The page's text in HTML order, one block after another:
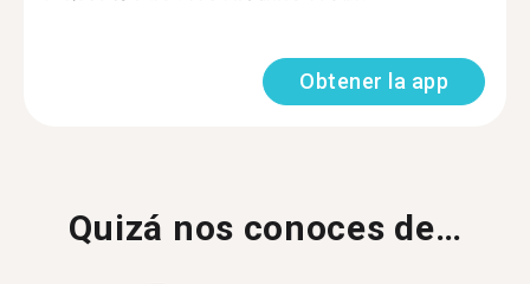
Obtener la app
Quizá nos conoces de…